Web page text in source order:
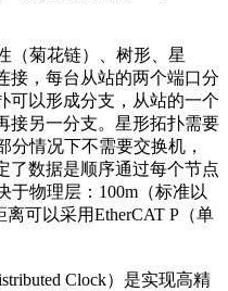
（菊花链）、树形、星
接，每台从站的两个端口分
可以形成分支，从站的一个
接另一分支。星形拓扑需要
分情况下不需要交换机，
了数据是顺序通过每个节点
于物理层：100m（标准以
可以采用EtherCAT P（单
Clock）是实现高精